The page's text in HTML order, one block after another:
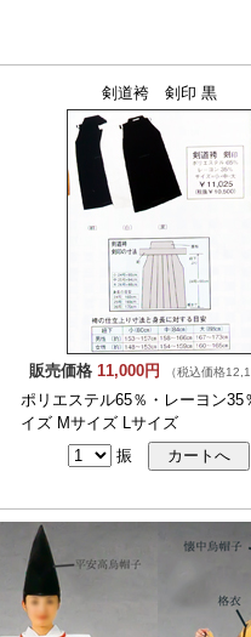
剣道袴 剣印 黒
販売価格11,000円 （税込価格
ポリエステル65％・レーヨン35
イズ Mサイズ Lサイズ
振